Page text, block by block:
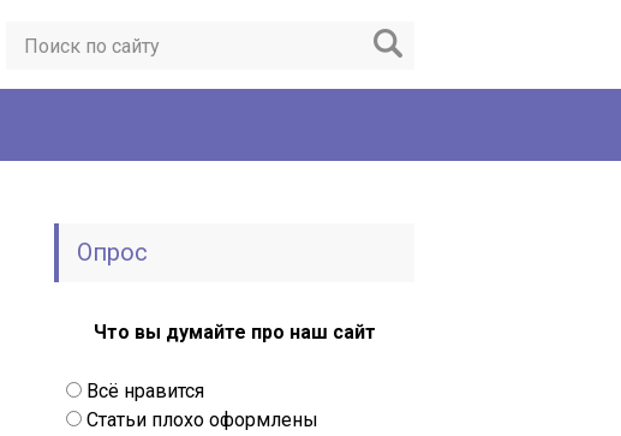
Опрос
Что вы думайте про наш сайт
Всё нравится
Статьи плохо оформлены